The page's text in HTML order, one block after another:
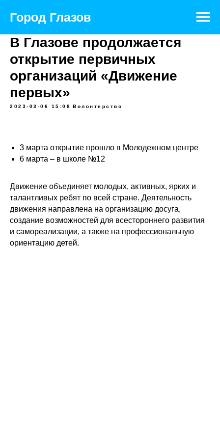
Город Глазовобразования
В Глазове продолжается
открытие первичных
организаций «Движение
первых»
2023-03-06 15:08 Волонтерство
3 марта открытие прошло в Молодежном центре
6 марта – в школе №12
Движение объединяет молодых, активных, ярких и
талантливых ребят по всей стране. Деятельность
движения направлена на организацию досуга,
создание возможностей для всестороннего развития
и самореализации, а также на профессиональную
ориентацию детей.